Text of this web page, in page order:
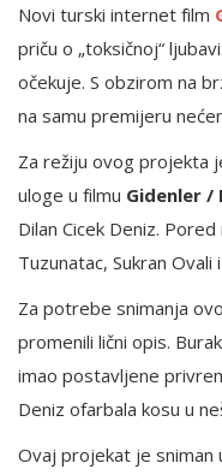
Novi turski internet film
priču o „toksičnoj“
očekuje. S obzirom na
na samu premijeru
Za režiju ovog projekta
uloge u filmu Gidenler /
Dilan Cicek Deniz.
Tuzunatac, Sukran Ovali
Za potrebe snimanja
promenili lični opis.
imao postavljene
Deniz ofarbala kosu u
Ovaj projekat je sniman